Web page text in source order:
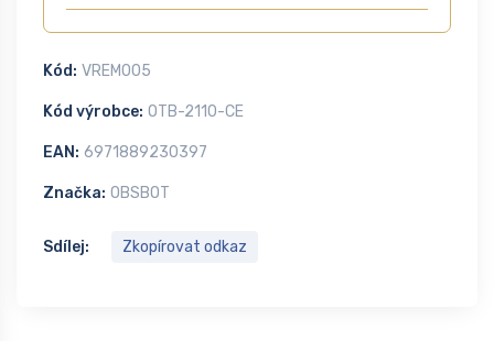
Kód: VREM005
Kód výrobce: OTB-2110-CE
EAN: 6971889230397
Značka: OBSBOT
Sdílej: Zkopírovat odkaz